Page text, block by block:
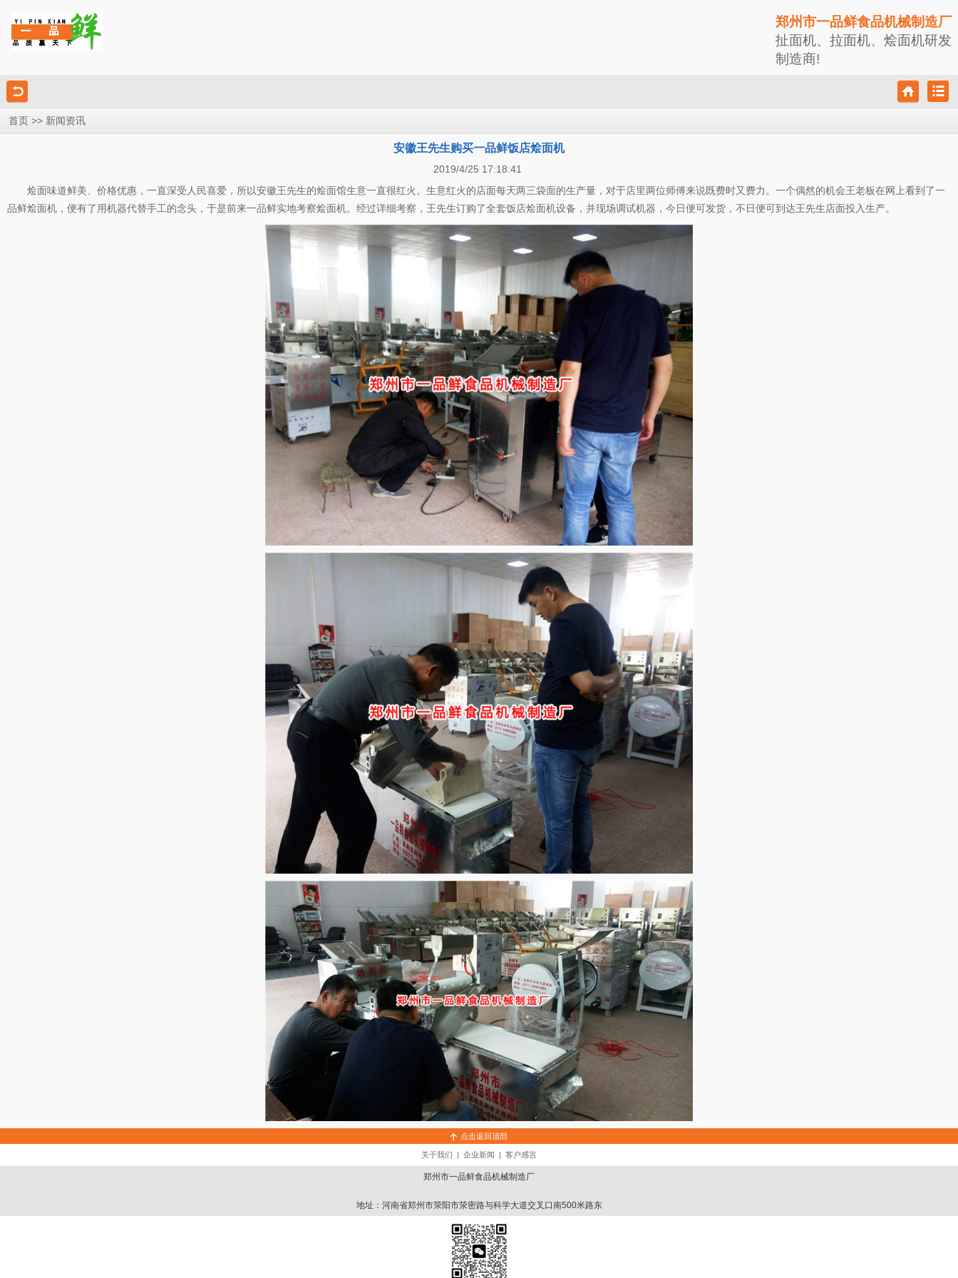
郑州市一品鲜食品机械制造厂
扯面机、拉面机、烩面机研发
制造商!
首页 >> 新闻资讯
安徽王先生购买一品鲜饭店烩面机
2019/4/25 17:18:41
烩面味道鲜美、价格优惠，一直深受人民喜爱，所以安徽王先生的烩面馆生意一直很红火。生意红火的店面每天两三袋面的生产量，对于店里两位师傅来说既费时又费力。一个偶然的机会王老板在网上看到了一
品鲜烩面机，便有了用机器代替手工的念头，于是前来一品鲜实地考察烩面机。经过详细考察，王先生订购了全套饭店烩面机设备，并现场调试机器，今日便可发货，不日便可到达王先生店面投入生产。
点击返回顶部
关于我们 企业新闻 客户感言
郑州市一品鲜食品机械制造厂
地址：河南省郑州市荥阳市荥密路与科学大道交叉口南500米路东